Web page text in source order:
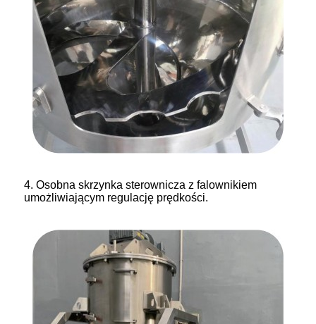
4. Osobna skrzynka sterownicza z falownikiem
umożliwiającym regulację prędkości.